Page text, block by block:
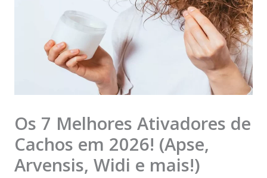
Os 7 Melhores Ativadores de
Cachos em 2026! (Apse,
Arvensis, Widi e mais!)